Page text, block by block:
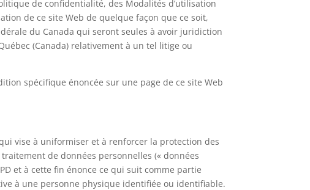
de confidentialité, des Modalités d’utilisation
de ce site Web de quelque façon que ce soit,
du Canada qui seront seules à avoir juridiction
(Canada) relativement à un tel litige ou
spécifique énoncée sur une page de ce site Web
vise à uniformiser et à renforcer la protection des
de données personnelles (« données
et à cette fin énonce ce qui suit comme partie
à une personne physique identifiée ou identifiable.